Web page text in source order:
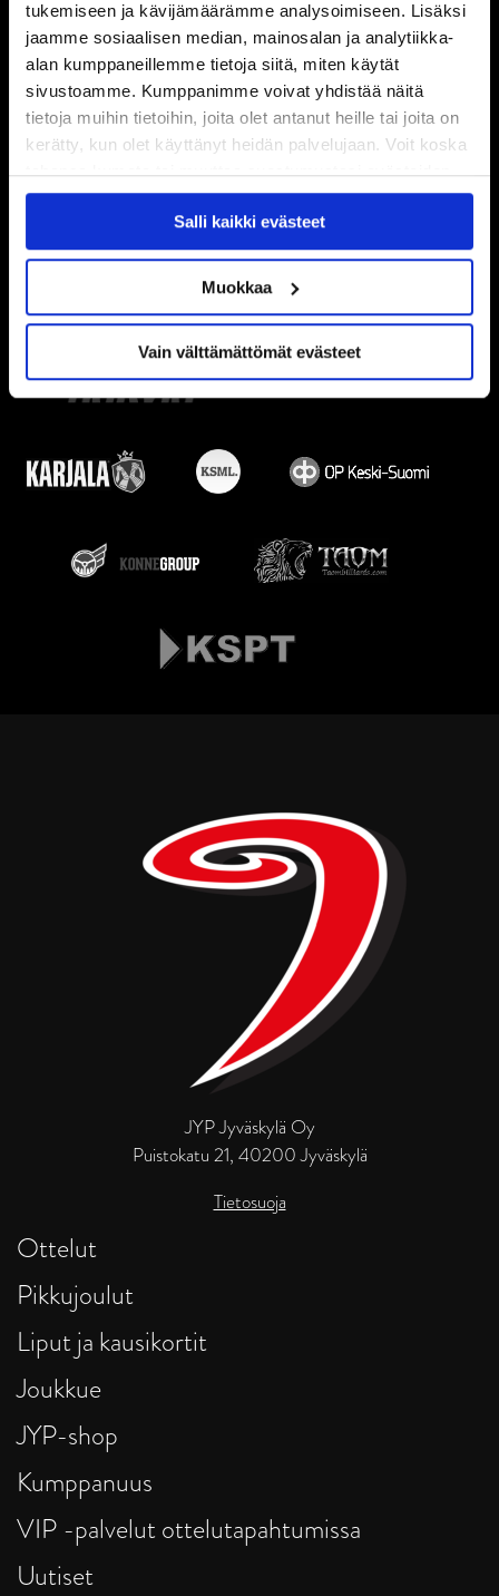
tukemiseen ja kävijämäärämme analysoimiseen. Lisäksi
jaamme sosiaalisen median, mainosalan ja analytiikka-
alan kumppaneillemme tietoja siitä, miten käytät
sivustoamme. Kumppanimme voivat yhdistää näitä
tietoja muihin tietoihin, joita olet antanut heille tai joita on
kerätty, kun olet käyttänyt heidän palvelujaan. Voit koska
tahansa kumota tai muuttaa suostumustasi evästeiden
käytöstäEvästeet-sivultamme.
Salli kaikki evästeet
Muokkaa
Vain välttämättömät evästeet
JYP Jyväskylä Oy
Puistokatu 21, 40200 Jyväskylä
Tietosuoja
Ottelut
Pikkujoulut
Liput ja kausikortit
Joukkue
JYP-shop
Kumppanuus
VIP -palvelut ottelutapahtumissa
Uutiset